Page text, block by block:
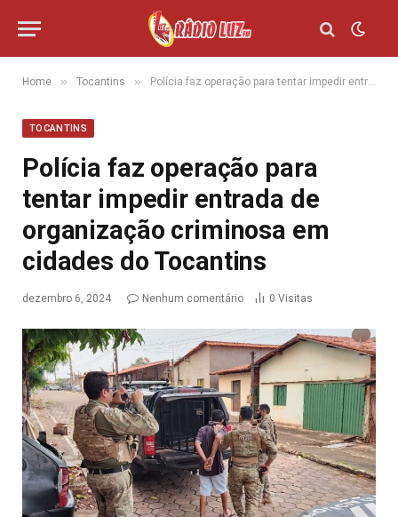
Home » Tocantins » Polícia faz operação para tentar impedir entrada de organização criminosa em cidades do Tocantins
TOCANTINS
Polícia faz operação para
tentar impedir entrada de
organização criminosa em
cidades do Tocantins
dezembro 6, 2024 Nenhum comentário 0 Visitas